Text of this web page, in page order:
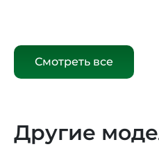
Смотреть все
Другие